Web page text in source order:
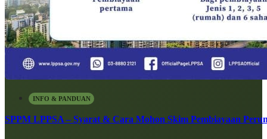
INFO & PANDUAN
SPPM LPPSA – Syarat & Cara Mohon Skim Pembiayaan